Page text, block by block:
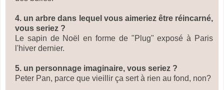
4. un arbre dans lequel vous aimeriez être réincarné,
vous seriez ?
Le sapin de Noël en forme de "Plug" exposé à Paris
l'hiver dernier.
5. un personnage imaginaire, vous seriez ?
Peter Pan, parce que vieillir ça sert à rien au fond, non?